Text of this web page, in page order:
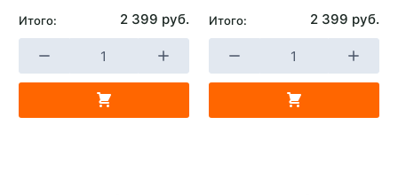
Итого: 2 399 руб. Итого: 2 399 руб.